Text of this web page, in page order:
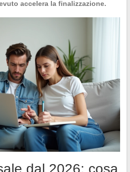
accelera la finalizzazione.